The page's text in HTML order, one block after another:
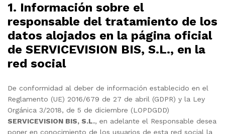
1. Información sobre el
responsable del tratamiento de los
datos alojados en la página oficial
de SERVICEVISION BIS, S.L., en la
red social
De conformidad al deber de información establecido en el
Reglamento (UE) 2016/679 de 27 de abril (GDPR) y la Ley
Orgánica 3/2018, de 5 de diciembre (LOPDGDD)
SERVICEVISION BIS, S.L., en adelante el Responsable desea
poner en conocimiento de los usuarios de esta red social la